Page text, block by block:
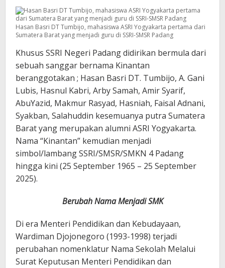
Hasan Basri DT Tumbijo, mahasiswa ASRI Yogyakarta pertama dari
Sumatera Barat yang menjadi guru di SSRI-SMSR Padang
Khusus SSRI Negeri Padang didirikan bermula dari
sebuah sanggar bernama Kinantan
beranggotakan ; Hasan Basri DT. Tumbijo, A. Gani
Lubis, Hasnul Kabri, Arby Samah, Amir Syarif,
AbuYazid, Makmur Rasyad, Hasniah, Faisal Adnani,
Syakban, Salahuddin kesemuanya putra Sumatera
Barat yang merupakan alumni ASRI Yogyakarta.
Nama “Kinantan” kemudian menjadi
simbol/lambang SSRI/SMSR/SMKN 4 Padang
hingga kini (25 September 1965 – 25 September
2025).
Berubah Nama Menjadi SMK
Di era Menteri Pendidikan dan Kebudayaan,
Wardiman Djojonegoro (1993-1998) terjadi
perubahan nomenklatur Nama Sekolah Melalui
Surat Keputusan Menteri Pendidikan dan